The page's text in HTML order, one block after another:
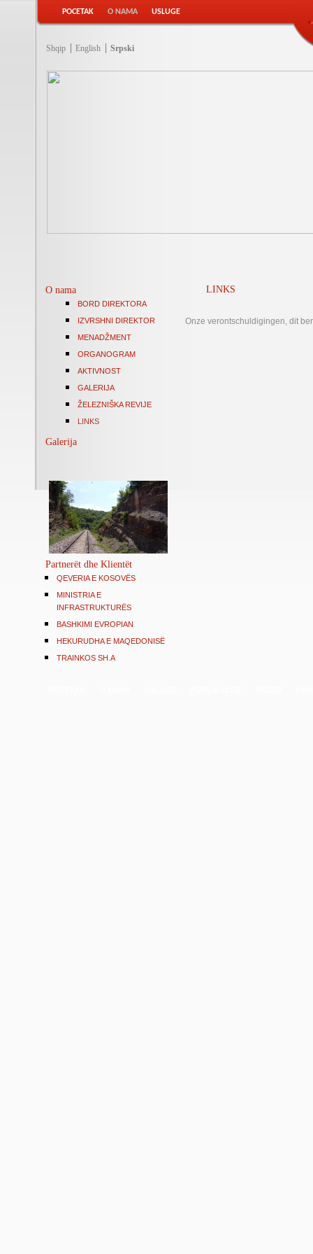
POCETAK O NAMA USLUGE
Shqip English Srpski
O nama
BORD DIREKTORA
IZVRSHNI DIREKTOR
MENADŽMENT
ORGANOGRAM
AKTIVNOST
GALERIJA
ŽELEZNIŠKA REVIJE
LINKS
Galerija
Partnerët dhe Klientët
QEVERIA E KOSOVËS
MINISTRIA E
INFRASTRUKTURËS
BASHKIMI EVROPIAN
HEKURUDHA E MAQEDONISË
TRAINKOS SH.A
LINKS
Onze verontschuldigingen, dit